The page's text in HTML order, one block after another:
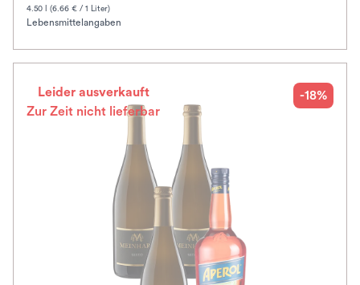
4.50 l (6.66 € / 1 Liter)
Lebensmittelangaben
Leider ausverkauft
Zur Zeit nicht lieferbar
-18%